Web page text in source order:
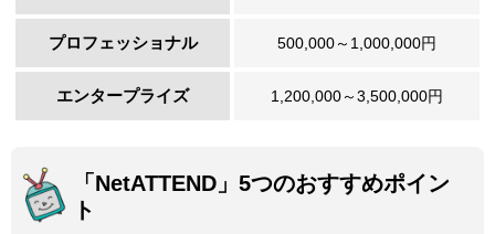
プロフェッショナル 500,000～1,000,000円
エンタープライズ 1,200,000～3,500,000円
「NetATTEND」5つのおすすめポイン
ト